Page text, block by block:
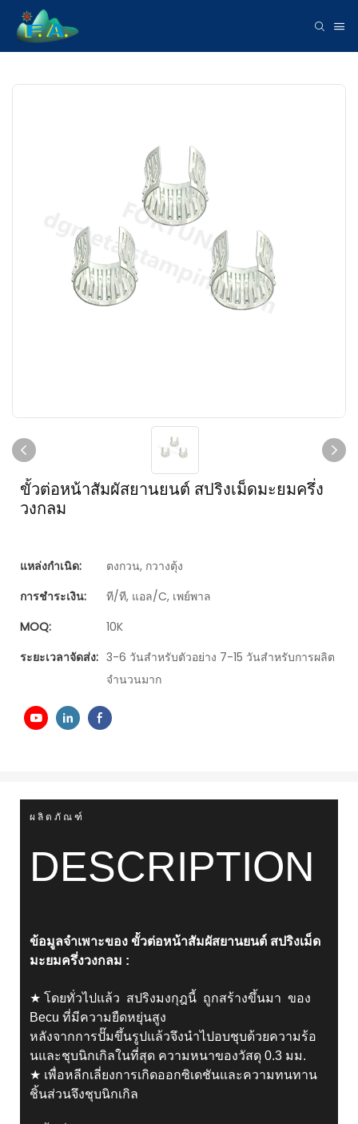
ขั้วต่อหน้าสัมผัสยานยนต์ สปริงเม็ดมะยมครึ่ง
วงกลม
แหล่งกำเนิด:
ตงกวน, กวางตุ้ง
การชำระเงิน:
ที/ที, แอล/C, เพย์พาล
MOQ:
10K
ระยะเวลาจัดส่ง: 3-6 วันสำหรับตัวอย่าง 7-15 วันสำหรับการผลิต
จำนวนมาก
ผลิตภัณฑ์
DESCRIPTION
ข้อมูลจำเพาะของ ขั้วต่อหน้าสัมผัสยานยนต์ สปริงเม็ด
มะยมครึ่งวงกลม :
★ โดยทั่วไปแล้ว สปริงมงกุฎนี้ ถูกสร้างขึ้นมา ของ
Becu ที่มีความยืดหยุ่นสูง
หลังจากการปั๊มขึ้นรูปแล้วจึงนำไปอบชุบด้วยความร้อ
นและชุบนิกเกิลในที่สุด ความหนาของวัสดุ 0.3 มม.
★ เพื่อหลีกเลี่ยงการเกิดออกซิเดชันและความทนทาน
ชิ้นส่วนจึงชุบนิกเกิล